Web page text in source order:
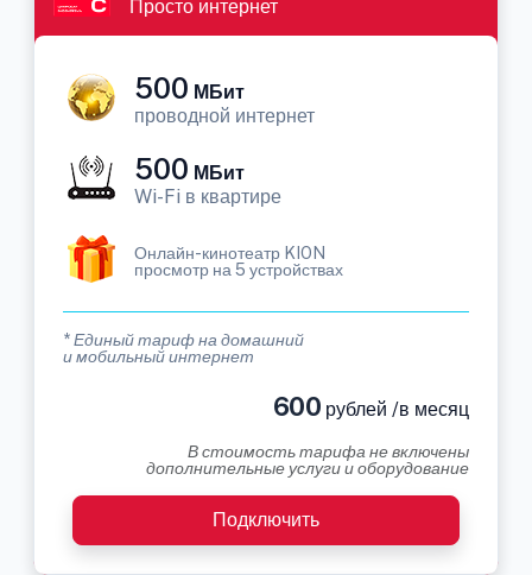
Просто интернет
500 МБит
проводной интернет
500 МБит
Wi-Fi в квартире
Онлайн-кинотеатр KION
просмотр на 5 устройствах
* Единый тариф на домашний
и мобильный интернет
600 рублей /в месяц
В стоимость тарифа не включены
дополнительные услуги и оборудование
Подключить